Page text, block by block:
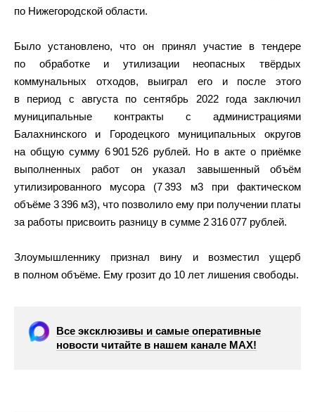
по Нижегородской области.
Было установлено, что он принял участие в тендере
по обработке и утилизации неопасных твёрдых
коммунальных отходов, выиграл его и после этого
в период с августа по сентябрь 2022 года заключил
муниципальные контракты с администрациями
Балахнинского и Городецкого муниципальных округов
на общую сумму 6 901 526 рублей. Но в акте о приёмке
выполненных работ он указал завышенный объём
утилизированного мусора (7 393 м3 при фактическом
объёме 3 396 м3), что позволило ему при получении платы
за работы присвоить разницу в сумме 2 316 077 рублей.
Злоумышленнику признал вину и возместил ущерб
в полном объёме. Ему грозит до 10 лет лишения свободы.
Все эксклюзивы и самые оперативные
новости читайте в нашем канале МАХ!